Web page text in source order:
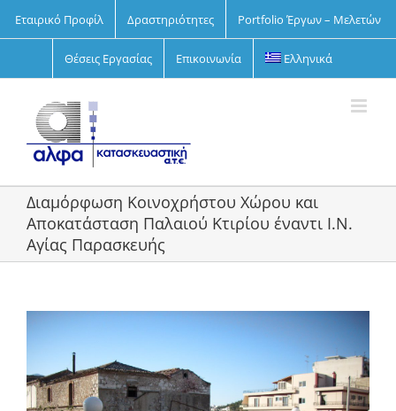
Εταιρικό Προφίλ Δραστηριότητες Portfolio Έργων – Μελετών
Θέσεις Εργασίας Επικοινωνία Ελληνικά
Διαμόρφωση Κοινοχρήστου Χώρου και
Αποκατάσταση Παλαιού Κτιρίου έναντι Ι.Ν.
Αγίας Παρασκευής